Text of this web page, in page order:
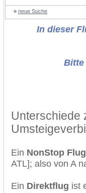
» neue Suche
In dieser
Bitte
Unterschiede
Ein NonStop Flug
ATL]; also von A
Ein Direktflug ist